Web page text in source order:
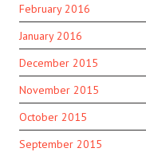
February 2016
January 2016
December 2015
November 2015
October 2015
September 2015